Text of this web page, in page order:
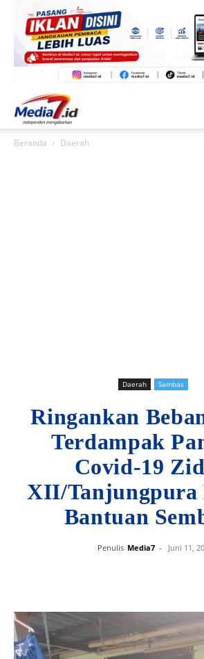
Beranda Daerah
Daerah Sambas
Ringankan
Terdampak
Covid-19
XII/Tanjungpura
Bantuan
Penulis Media7 - Juni 11,